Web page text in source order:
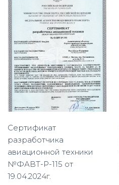
Сертификат
разработчика
авиационной техники
№ФАВТ-Р-115 от
19.04.2024г.